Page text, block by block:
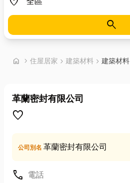
search
home chevron_right 首頁
住屋居家 chevron_right 建築材料 chevron_right 建築材料
革蘭密封有限公司
favorite
公司別名 革蘭密封有限公司
call 電話